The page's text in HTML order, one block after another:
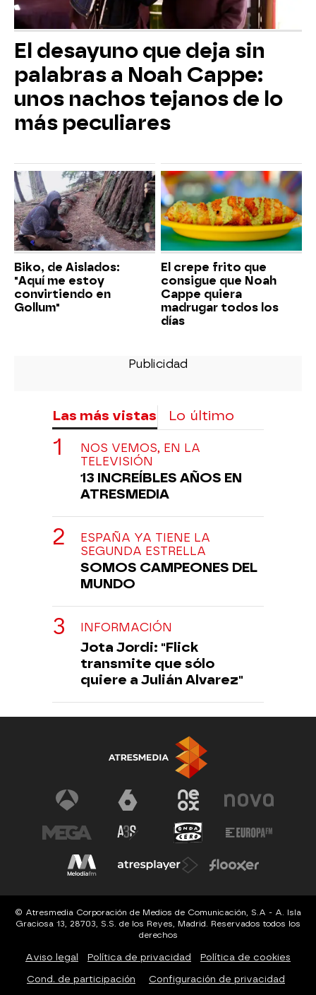
El desayuno que deja sin
palabras a Noah Cappe:
unos nachos tejanos de lo
más peculiares
Biko, de Aislados:
"Aquí me estoy
convirtiendo en
Gollum"
El crepe frito que
consigue que Noah
Cappe quiera
madrugar todos los
días
Las más vistas Lo último
NOS VEMOS, EN LA
TELEVISIÓN
13 INCREÍBLES AÑOS EN
ATRESMEDIA
ESPAÑA YA TIENE LA
SEGUNDA ESTRELLA
SOMOS CAMPEONES DEL
MUNDO
INFORMACIÓN
Jota Jordi: "Flick
transmite que sólo
quiere a Julián Alvarez"
© Atresmedia Corporación de Medios de Comunicación, S.A - A. Isla
Graciosa 13, 28703, S.S. de los Reyes, Madrid. Reservados todos los
derechos
Aviso legal Política de privacidad Política de cookies
Cond. de participación Configuración de privacidad